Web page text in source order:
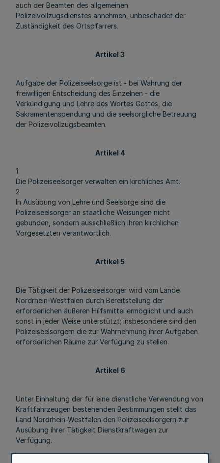
auch der Beamten des allgemeinen
Polizeivollzugsdienstes annehmen, unbeschadet der
Zuständigkeit des Ortspfarrers.
Artikel 3
Aufgabe der Polizeiseelsorge ist - bei Wahrung der
freiwilligen Entscheidung des Einzelnen - die
Verkündigung und Lehre des Wortes Gottes, die
Sakramentenspendung und die seelsorgliche Betreuung
der Polizeivollzugsbeamten.
Artikel 4
1
Die Polizeiseelsorger verwalten ein kirchliches Amt.
2
In Ausübung von Lehre und Seelsorge sind die
Polizeiseelsorger an staatliche Weisungen nicht
gebunden, sondern ausschließlich ihren kirchlichen
Vorgesetzten verantwortlich.
Artikel 5
Die Tätigkeit der Polizeiseelsorger wird vom Lande
Nordrhein-Westfalen durch Bereitstellung der
erforderlichen äußeren Hilfsmittel ermöglicht und auch
sonst in jeder Weise unterstützt; insbesondere sind den
Polizeiseelsorgern die zur Wahrnehmung ihrer Aufgaben
erforderlichen Räume zur Verfügung zu stellen.
Artikel 6
Unter Einhaltung der für eine dienstliche Verwendung von
Kraftfahrzeugen bestehenden Bestimmungen stellt das
Land Nordrhein-Westfalen den Polizeiseelsorgern zur
Ausübung ihrer Tätigkeit Dienstkraftwagen zur
Verfügung.